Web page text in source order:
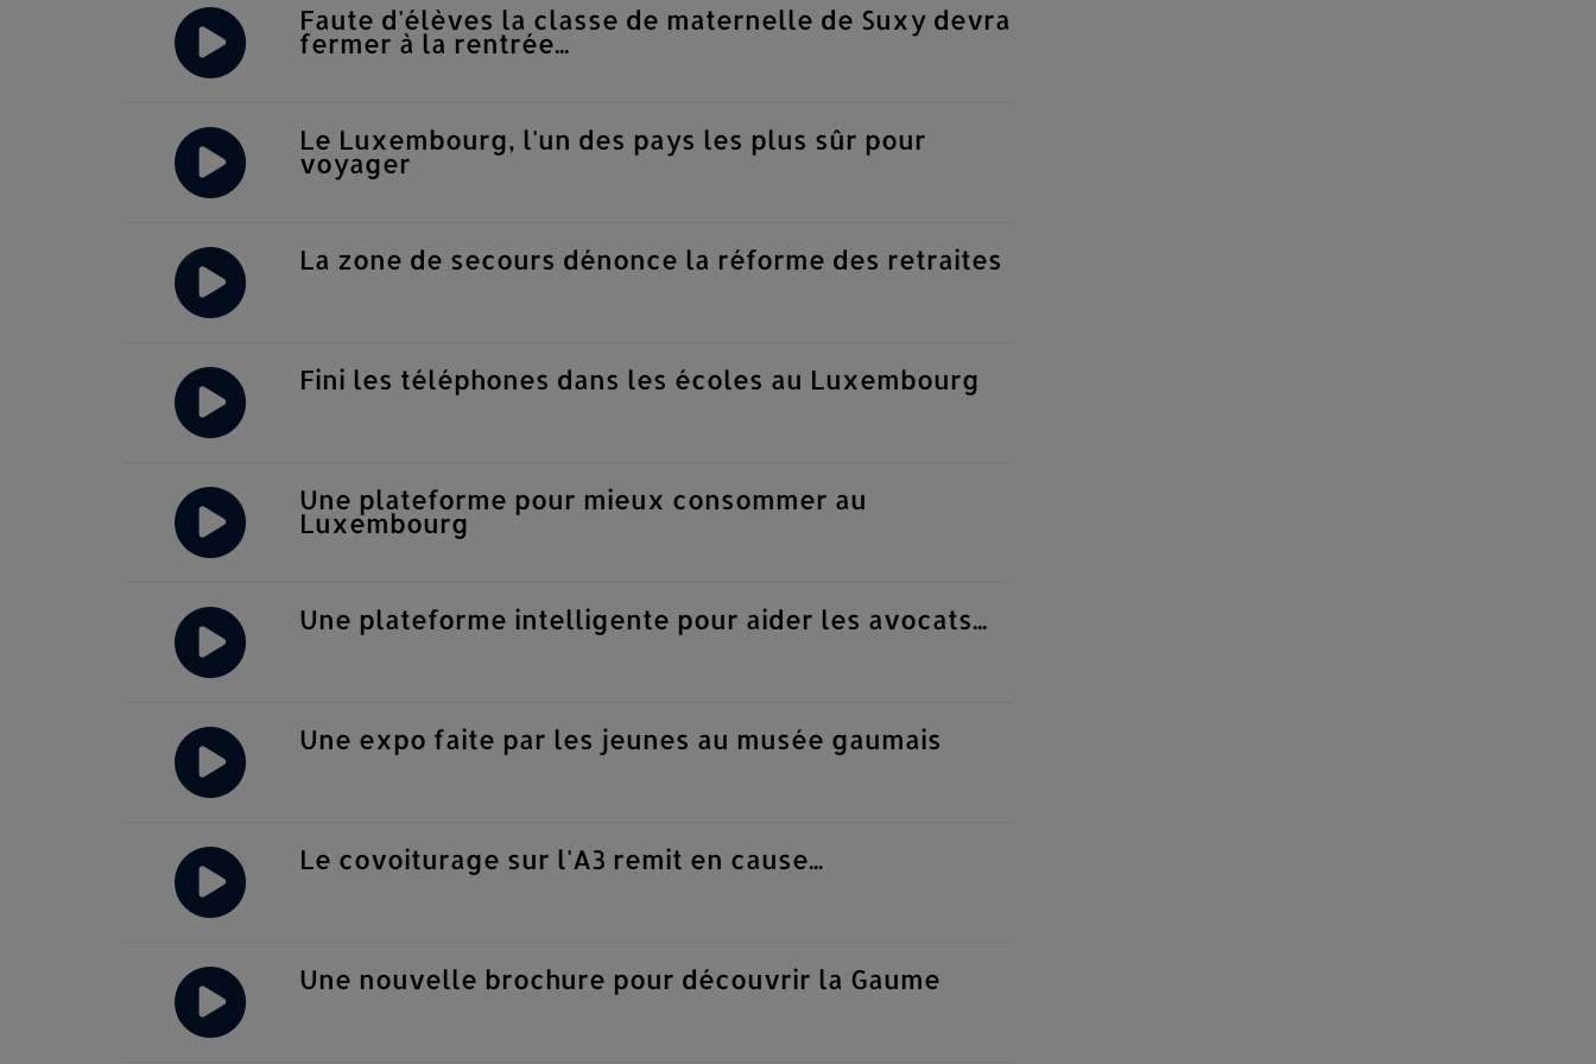
Faute d'élèves la classe de maternelle de Suxy devra
fermer à la rentrée...
Le Luxembourg, l'un des pays les plus sûr pour
voyager
La zone de secours dénonce la réforme des retraites
Fini les téléphones dans les écoles au Luxembourg
Une plateforme pour mieux consommer au
Luxembourg
Une plateforme intelligente pour aider les avocats...
Une expo faite par les jeunes au musée gaumais
Le covoiturage sur l'A3 remit en cause...
Une nouvelle brochure pour découvrir la Gaume